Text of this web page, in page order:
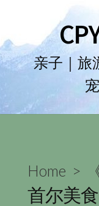
to
content亲子｜旅
Home >
首尔美